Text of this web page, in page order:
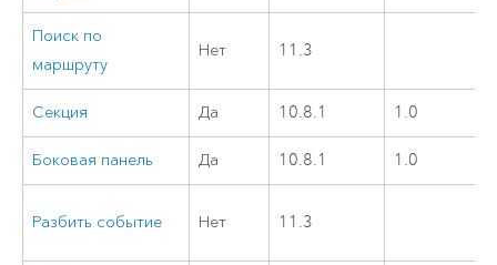
Поиск по
маршруту
Нет 11.3
Секция Да 10.8.1 1.0
Боковая панель Да 10.8.1 1.0
Разбить событие Нет 11.3